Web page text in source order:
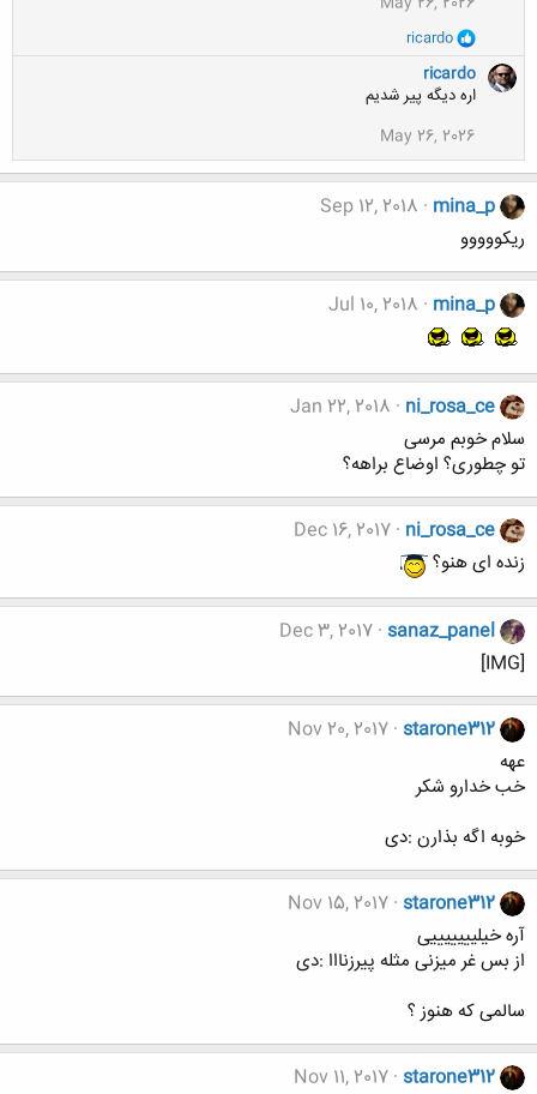
و
ک
ن
ه
:
ricardo
ricardo
اره دیگه پیر شدیم
May 26, 2026
mina_p
Sep 12, 2018
ریکووووو
mina_p
Jul 10, 2018
ni_rosa_ce
Jan 22, 2018
سلام خوبم مرسی
تو چطوری؟ اوضاع براهه؟
ni_rosa_ce
Dec 16, 2017
زنده ای هنو؟
sanaz_panel
Dec 3, 2017
[IMG]
starone312
Nov 20, 2017
عهه
خب خدارو شکر
خوبه اگه بذارن :دی
starone312
Nov 15, 2017
آره خیلیییییییی
از بس غر میزنی مثله پیرزنااا :دی
سالمی که هنوز ؟
starone312
Nov 11, 2017